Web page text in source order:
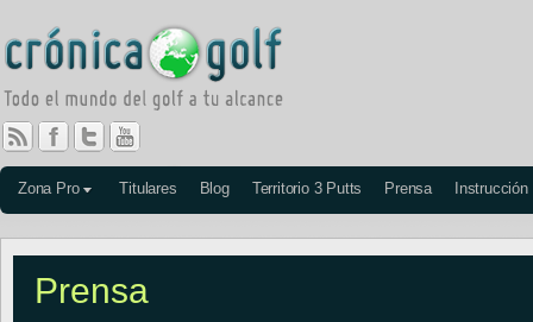
Zona Pro Titulares Blog Territorio 3 Putts Prensa Instrucción
Prensa